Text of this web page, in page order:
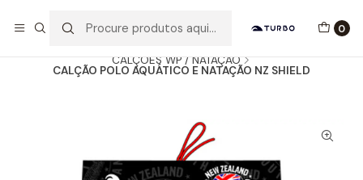
0
CALÇÕES WP / NATAÇÃO
CALÇÃO POLO AQUÁTICO E NATAÇÃO NZ SHIELD